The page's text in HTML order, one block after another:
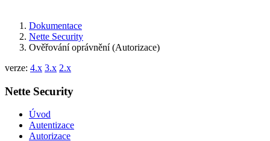
Dokumentace
Nette Security
Ověřování oprávnění (Autorizace)
verze: 4.x 3.x 2.x
Nette Security
Úvod
Autentizace
Autorizace